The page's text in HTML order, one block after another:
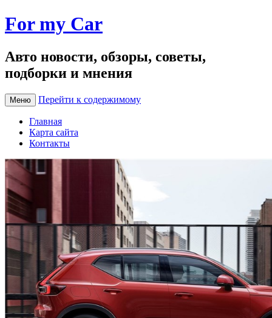
For my Car
Авто новости, обзоры, советы,
подборки и мнения
Меню Перейти к содержимому
Главная
Карта сайта
Контакты